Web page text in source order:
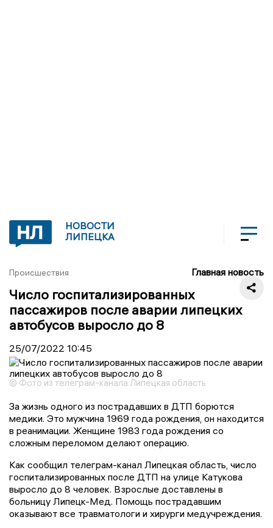
НОВОСТИ
ЛИПЕЦКА
Происшествия Главная новость
Число госпитализированных
пассажиров после аварии липецких
автобусов выросло до 8
25/07/2022 10:45
© Фото из телеграм-канала Липецкая область
За жизнь одного из пострадавших в ДТП борются
медики. Это мужчина 1969 года рождения, он находится
в реанимации. Женщине 1983 года рождения со
сложным переломом делают операцию.
Как сообщил телеграм-канал Липецкая область, число
госпитализированных после ДТП на улице Катукова
выросло до 8 человек. Взрослые доставлены в
больницу Липецк-Мед. Помощь пострадавшим
оказывают все травматологи и хирурги медучреждения.